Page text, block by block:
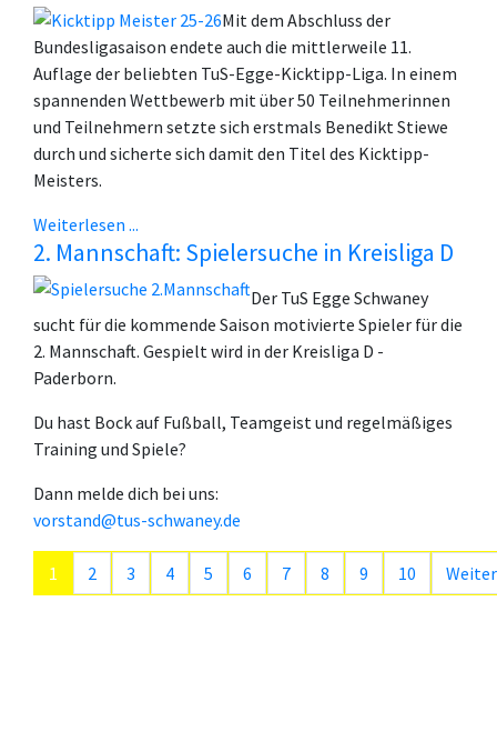
Mit dem Abschluss der
Bundesligasaison endete auch die mittlerweile 11.
Auflage der beliebten TuS-Egge-Kicktipp-Liga. In einem
spannenden Wettbewerb mit über 50 Teilnehmerinnen
und Teilnehmern setzte sich erstmals Benedikt Stiewe
durch und sicherte sich damit den Titel des Kicktipp-
Meisters.
Weiterlesen ...
2. Mannschaft: Spielersuche in Kreisliga D
Der TuS Egge Schwaney
sucht für die kommende Saison motivierte Spieler für die
2. Mannschaft. Gespielt wird in der Kreisliga D -
Paderborn.
Du hast Bock auf Fußball, Teamgeist und regelmäßiges
Training und Spiele?
Dann melde dich bei uns:
vorstand@tus-schwaney.de
Seite 1 von 29
1 2 3 4 5 6 7 8 9 10 Weiter